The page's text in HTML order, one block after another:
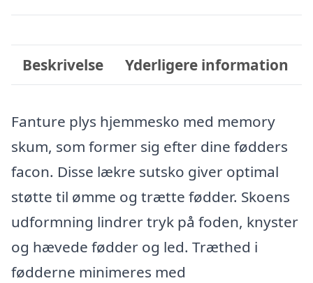
Beskrivelse Yderligere information
Fanture plys hjemmesko med memory
skum, som former sig efter dine fødders
facon. Disse lækre sutsko giver optimal
støtte til ømme og trætte fødder. Skoens
udformning lindrer tryk på foden, knyster
og hævede fødder og led. Træthed i
fødderne minimeres med